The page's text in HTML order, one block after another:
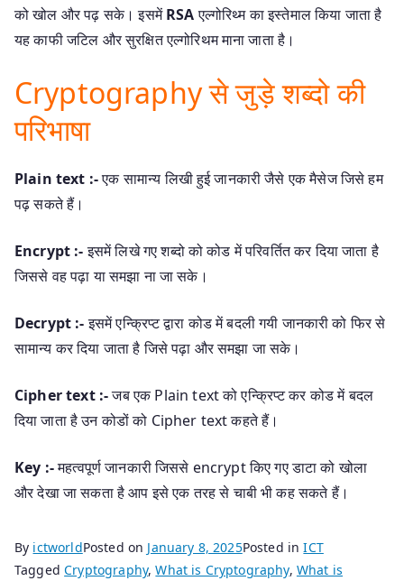
को खोल और पढ़ सके। इसमेंRSAएल्गोरिथ्म का इस्तेमाल किया जाता है
यह काफी जटिल और सुरक्षित एल्गोरिथम माना जाता है।
Cryptography से जुड़े शब्दो की
परिभाषा
Plain text :-एक सामान्य लिखी हुई जानकारी जैसे एक मैसेज जिसे हम
पढ़ सकते हैं।
Encrypt :-इसमें लिखे गए शब्दो को कोड में परिवर्तित कर दिया जाता है
जिससे वह पढ़ा या समझा ना जा सके।
Decrypt :-इसमें एन्क्रिप्ट द्वारा कोड में बदली गयी जानकारी को फिर से
सामान्य कर दिया जाता है जिसे पढ़ा और समझा जा सके।
Cipher text :-जब एक Plain text को एन्क्रिप्ट कर कोड में बदल
दिया जाता है उन कोडों को Cipher text कहते हैं।
Key :-महत्वपूर्ण जानकारी जिससे encrypt किए गए डाटा को खोला
और देखा जा सकता है आप इसे एक तरह से चाबी भी कह सकते हैं।
By ictworldPosted on January 8, 2025Posted inICT
TaggedCryptography,What is Cryptography, What is